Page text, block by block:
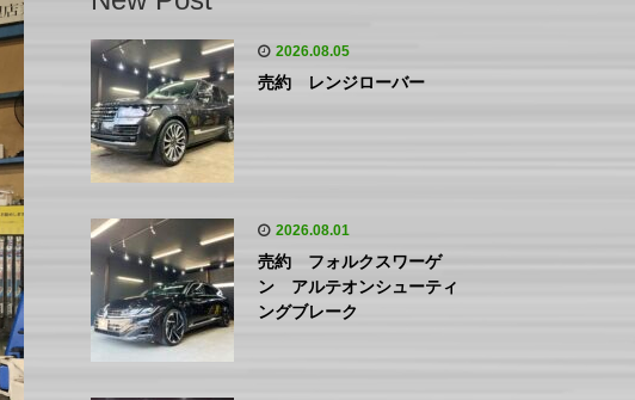
2026.08.05
売約 レンジローバー
2026.08.01
売約 フォルクスワーゲ
ン アルテオンシューティ
ングブレーク